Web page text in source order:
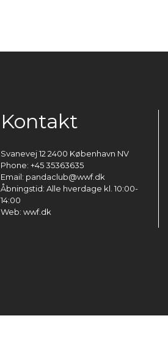
Kontakt
Svanevej 12 2400 København NV
Phone: +45 35363635
Email: pandaclub@wwf.dk
Åbningstid: Alle hverdage kl. 10:00-
14:00
Web: wwf.dk